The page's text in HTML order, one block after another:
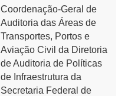
Coordenação-Geral de
Auditoria das Áreas de
Transportes, Portos e
Aviação Civil da Diretoria
de Auditoria de Políticas
de Infraestrutura da
Secretaria Federal de